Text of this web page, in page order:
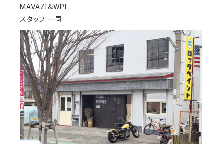
MAVAZI＆WPI
スタッフ 一同